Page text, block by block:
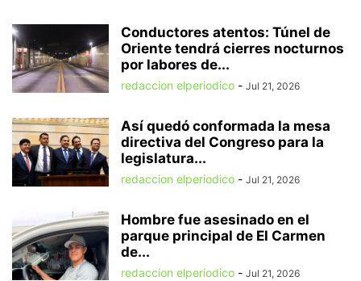
Conductores atentos: Túnel de
Oriente tendrá cierres nocturnos
por labores de...
redaccion elperiodico - Jul 21, 2026
Así quedó conformada la mesa
directiva del Congreso para la
legislatura...
redaccion elperiodico - Jul 21, 2026
Hombre fue asesinado en el
parque principal de El Carmen
de...
redaccion elperiodico - Jul 21, 2026